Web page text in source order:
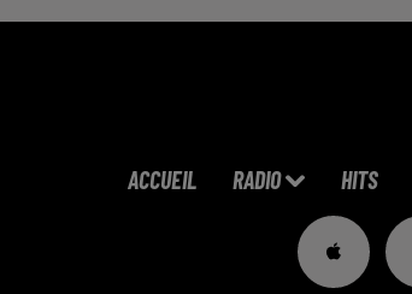
ACCUEIL RADIO HITS